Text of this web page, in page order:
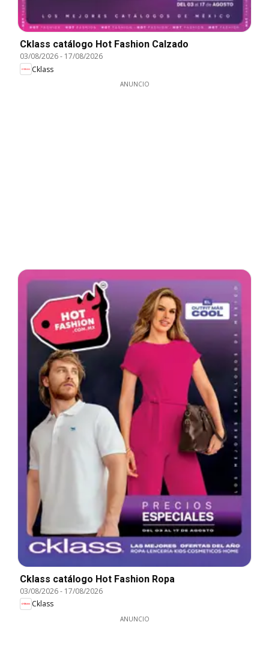
Cklass catálogo Hot Fashion Calzado
03/08/2026- 17/08/2026
Cklass
ANUNCIO
Cklass catálogo Hot Fashion Ropa
03/08/2026- 17/08/2026
Cklass
ANUNCIO